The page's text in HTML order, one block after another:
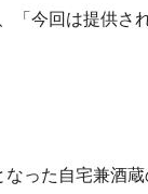
「今回は提供さ
った自宅兼酒蔵